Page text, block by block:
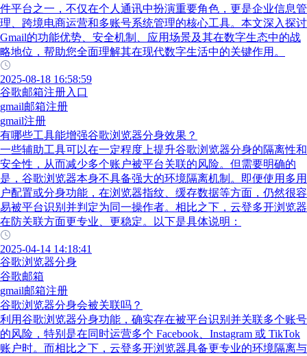
件平台之一，不仅在个人通讯中扮演重要角色，更是企业信息管
理、跨境电商运营和多账号系统管理的核心工具。本文深入探讨
Gmail的功能优势、安全机制、应用场景及其在数字生态中的战
略地位，帮助您全面理解其在现代数字生活中的关键作用。
2025-08-18 16:58:59
谷歌邮箱注册入口
gmail邮箱注册
gmail注册
有哪些工具能增强谷歌浏览器分身效果？
一些辅助工具可以在一定程度上提升谷歌浏览器分身的隔离性和
安全性，从而减少多个账户被平台关联的风险。但需要明确的
是，谷歌浏览器本身不具备强大的环境隔离机制。即便使用多用
户配置或分身功能，在浏览器指纹、缓存数据等方面，仍然很容
易被平台识别并判定为同一操作者。相比之下，云登多开浏览器
在防关联方面更专业、更稳定。以下是具体说明：
2025-04-14 14:18:41
谷歌浏览器分身
谷歌邮箱
gmail邮箱注册
谷歌浏览器分身会被关联吗？
利用谷歌浏览器分身功能，确实存在被平台识别并关联多个账号
的风险，特别是在同时运营多个 Facebook、Instagram 或 TikTok
账户时。而相比之下，云登多开浏览器具备更专业的环境隔离与